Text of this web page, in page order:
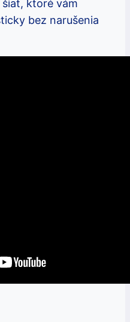
ktoré vám
bez narušenia